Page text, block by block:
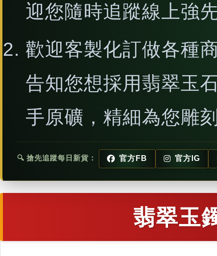
迎您隨時追蹤線上強
歡迎客製化訂做各種
告知您想採用翡翠玉
手原礦，精細為您雕
🔍 搶先追蹤每日新貨： 官方FB 官方IG
翡翠玉